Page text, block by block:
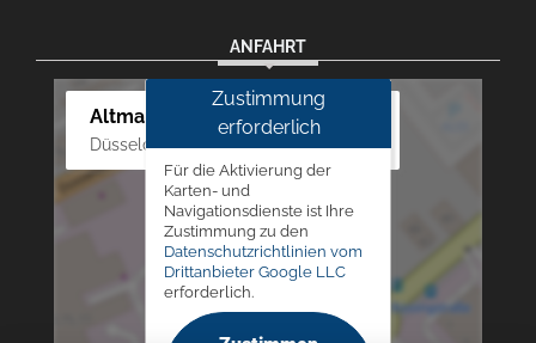
ANFAHRT
Altmann Autoland
Düsseldorfer Str. 69 - 79, 42781 Haan
Zustimmung
erforderlich
Für die Aktivierung der
Karten- und
Navigationsdienste ist Ihre
Zustimmung zu den
Datenschutzrichtlinien vom
Drittanbieter Google LLC
erforderlich.